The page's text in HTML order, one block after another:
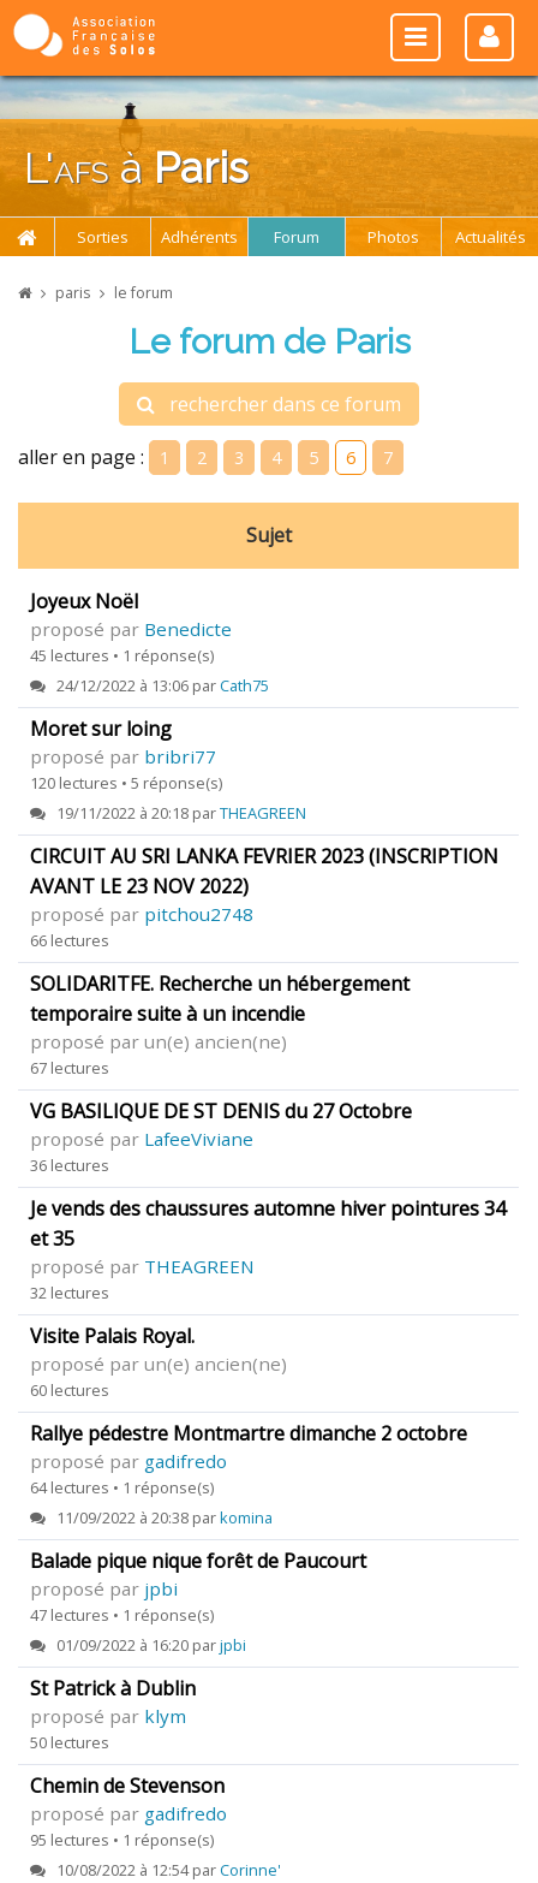
L'afsàParis
Sorties Adhérents Forum Photos Actualités
paris le forum
Le forum de Paris
rechercher dans ce forum
aller en page :
1 2 3 4 5 6 7
Sujet
Joyeux Noël
proposé par Benedicte
45 lectures • 1 réponse(s)
24/12/2022 à 13:06 parCath75
Moret sur loing
proposé par bribri77
120 lectures • 5 réponse(s)
19/11/2022 à 20:18 parTHEAGREEN
CIRCUIT AU SRI LANKA FEVRIER 2023 (INSCRIPTION
AVANT LE 23 NOV 2022)
proposé par pitchou2748
66 lectures
SOLIDARITFE. Recherche un hébergement
temporaire suite à un incendie
proposé par un(e) ancien(ne)
67 lectures
VG BASILIQUE DE ST DENIS du 27 Octobre
proposé par LafeeViviane
36 lectures
Je vends des chaussures automne hiver pointures 34
et 35
proposé par THEAGREEN
32 lectures
Visite Palais Royal.
proposé par un(e) ancien(ne)
60 lectures
Rallye pédestre Montmartre dimanche 2 octobre
proposé par gadifredo
64 lectures • 1 réponse(s)
11/09/2022 à 20:38 parkomina
Balade pique nique forêt de Paucourt
proposé par jpbi
47 lectures • 1 réponse(s)
01/09/2022 à 16:20 parjpbi
St Patrick à Dublin
proposé par klym
50 lectures
Chemin de Stevenson
proposé par gadifredo
95 lectures • 1 réponse(s)
10/08/2022 à 12:54 parCorinne'